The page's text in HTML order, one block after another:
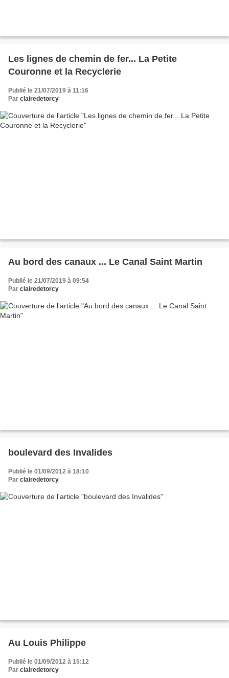
Les lignes de chemin de fer... La Petite
Couronne et la Recyclerie
Publié le 21/07/2019 à 11:16
Par clairedetorcy
Au bord des canaux ... Le Canal Saint Martin
Publié le 21/07/2019 à 09:54
Par clairedetorcy
boulevard des Invalides
Publié le 01/09/2012 à 18:10
Par clairedetorcy
Au Louis Philippe
Publié le 01/09/2012 à 15:12
Par clairedetorcy